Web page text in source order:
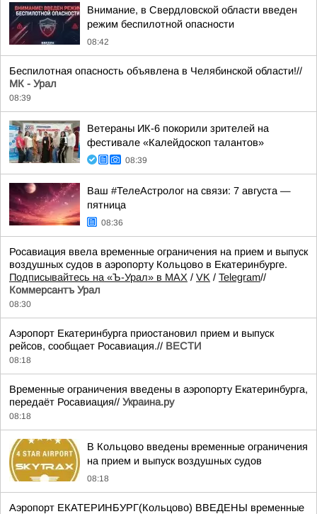
Внимание, в Свердловской области введен
режим беспилотной опасности
08:42
Беспилотная опасность объявлена в Челябинской области!//
МК - Урал
08:39
Ветераны ИК-6 покорили зрителей на
фестивале «Калейдоскоп талантов»
08:39
Ваш #ТелеАстролог на связи: 7 августа —
пятница
08:36
Росавиация ввела временные ограничения на прием и выпуск
воздушных судов в аэропорту Кольцово в Екатеринбурге.
Подписывайтесь на «Ъ-Урал» в MAX / VK / Telegram//
Коммерсантъ Урал
08:30
Аэропорт Екатеринбурга приостановил прием и выпуск
рейсов, сообщает Росавиация.// ВЕСТИ
08:18
Временные ограничения введены в аэропорту Екатеринбурга,
передаёт Росавиация// Украина.ру
08:18
В Кольцово введены временные ограничения
на прием и выпуск воздушных судов
08:18
Аэропорт ЕКАТЕРИНБУРГ(Кольцово) ВВЕДЕНЫ временные